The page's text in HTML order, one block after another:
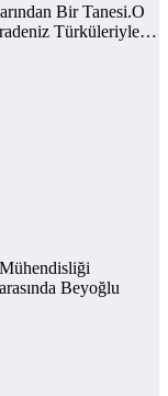
Bir Tanesi.O
Türküleriyle…
Beyoğlu